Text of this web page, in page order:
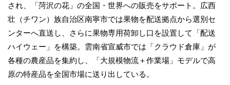
され、「菏沢の花」の全国・世界への販売をサポート。広西
壮（チワン）族自治区南寧市では果物を配送拠点から選別セ
ンターへ直送し、さらに果物専用荷卸し口を設置して「配送
ハイウェー」を構築。雲南省宣威市では「クラウド倉庫」が
各種の農産品を集約し、「大規模物流＋作業場」モデルで高
原の特産品を全国市場に送り出している。